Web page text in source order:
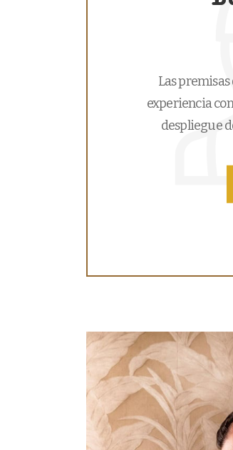
Las
experiencia
despliegue